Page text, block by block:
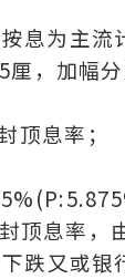
息为主流
，加幅分
息率；
顶息率，
跌又或银